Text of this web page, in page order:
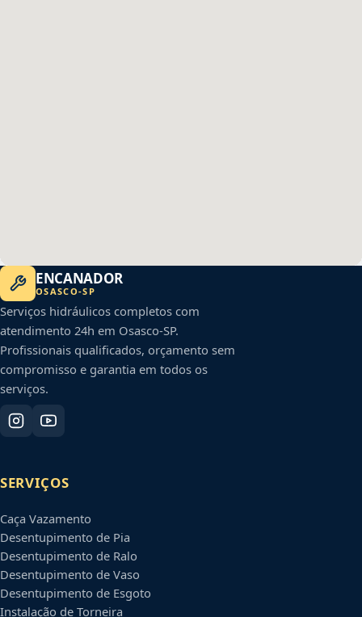
ENCANADOR
OSASCO-SP
Serviços hidráulicos completos com
atendimento 24h em Osasco-SP.
Profissionais qualificados, orçamento sem
compromisso e garantia em todos os
serviços.
SERVIÇOS
Caça Vazamento
Desentupimento de Pia
Desentupimento de Ralo
Desentupimento de Vaso
Desentupimento de Esgoto
Instalação de Torneira